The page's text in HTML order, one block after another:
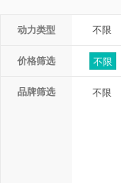
动力类型 不限
价格筛选 不限
品牌筛选 不限